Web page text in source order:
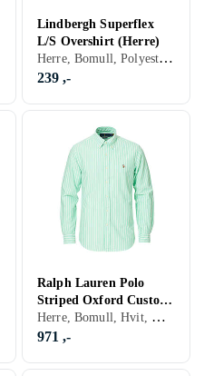
Lindbergh Superflex
L/S Overshirt (Herre)
Herre, Bomull, Polyester, Elastan/Spandex/Lycra, Cord, Sort, Hvit, Grå, Brun, Blå, Rød, Gul, Oransje, Grønn, Beige, Rosa, Khaki, Blomstrete, Stripete
239 ,-
Ralph Lauren Polo
Striped Oxford Custom
Fit Shirt (Herre)
Herre, Bomull, Hvit, Grå, Blå, Grønn, Beige, Rosa, Lilla, Stripete, Logo
971 ,-